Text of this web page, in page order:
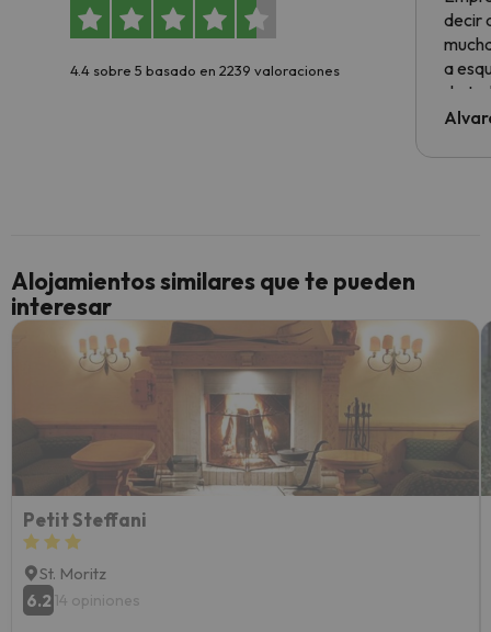
4.4 sobre 5 basado en 2239 valoraciones
decir
a
de
al
culpa
yo.
Alojamientos similares que te pueden
interesar
Petit Steffani
St. Moritz
6.2 14 opiniones